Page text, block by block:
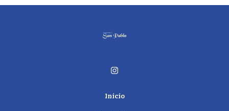
Inicio